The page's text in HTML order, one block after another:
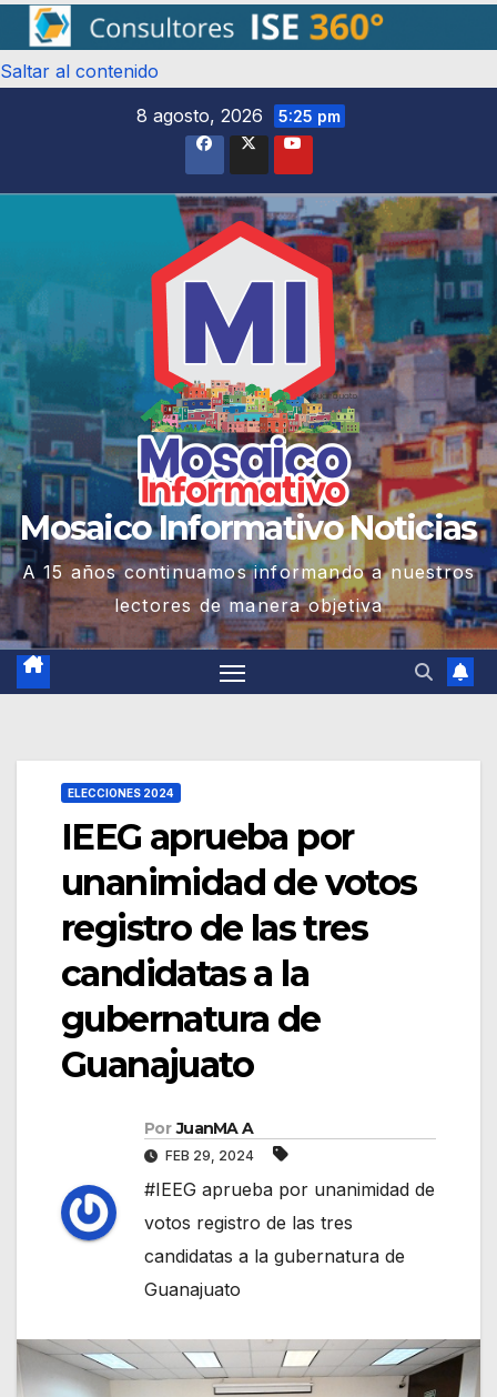
Saltar al contenido
8 agosto, 2026
5:25 pm
Mosaico Informativo Noticias
A 15 años continuamos informando a nuestros
lectores de manera objetiva
ELECCIONES 2024
IEEG aprueba por
unanimidad de votos
registro de las tres
candidatas a la
gubernatura de
Guanajuato
Por JuanMA A
FEB 29, 2024
#IEEG aprueba por unanimidad de
votos registro de las tres
candidatas a la gubernatura de
Guanajuato